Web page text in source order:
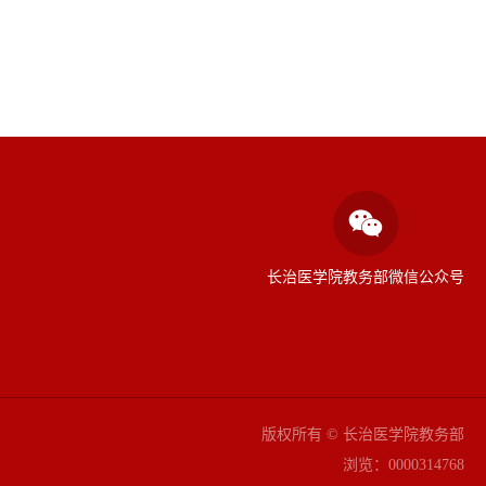
长治医学院教务部微信公众号
版权所有 © 长治医学院教务部
浏览： 0000314768